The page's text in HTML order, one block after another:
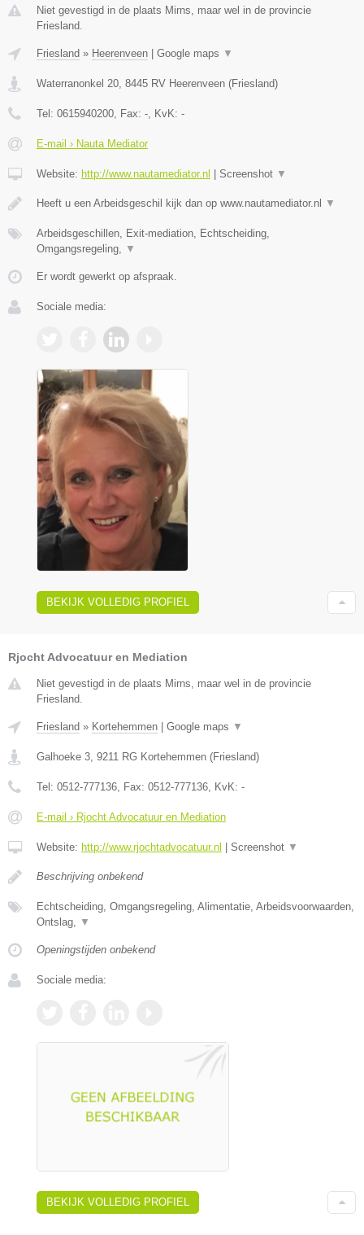
Niet gevestigd in de plaats Mirns, maar wel in de provincie
Friesland.
Friesland » Heerenveen Google maps ▼
Waterranonkel 20 8445 RV Heerenveen (Friesland)
Tel: 0615940200 , Fax: - , KvK: -
E-mail › Nauta Mediator
Website: http://www.nautamediator.nl Screenshot ▼
Heeft u een Arbeidsgeschil kijk dan op www.nautamediator.nl ▼
Arbeidsgeschillen, Exit-mediation, Echtscheiding,
Omgangsregeling,
▼
Er wordt gewerkt op afspraak.
Sociale media:
BEKIJK VOLLEDIG PROFIEL
Rjocht Advocatuur en Mediation
Niet gevestigd in de plaats Mirns, maar wel in de provincie
Friesland.
Friesland » Kortehemmen Google maps ▼
Galhoeke 3, 9211 RG Kortehemmen (Friesland)
Tel: 0512-777136, Fax: 0512-777136, KvK: -
E-mail › Rjocht Advocatuur en Mediation
Website: http://www.rjochtadvocatuur.nl Screenshot ▼
Beschrijving onbekend
Echtscheiding, Omgangsregeling, Alimentatie, Arbeidsvoorwaarden,
Ontslag, ▼
Openingstijden onbekend
Sociale media:
BEKIJK VOLLEDIG PROFIEL